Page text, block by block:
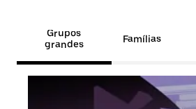
Grupos
grandes
Famílias